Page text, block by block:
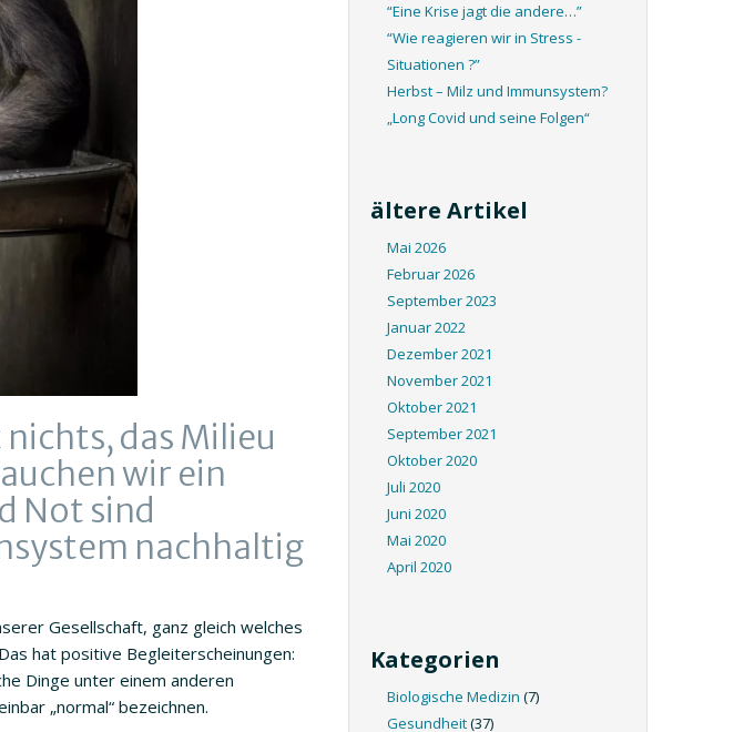
das Milieu
wir ein
Not sind
nachhaltig
Gesellschaft, ganz gleich welches
hat positive Begleiterscheinungen:
Dinge unter einem anderen
„normal“ bezeichnen.
“Eine Krise jagt die andere…”
“Wie reagieren wir in Stress -
Situationen ?”
Herbst – Milz und Immunsystem?
„Long Covid und seine Folgen“
ältere Artikel
Mai 2026
Februar 2026
September 2023
Januar 2022
Dezember 2021
November 2021
Oktober 2021
September 2021
Oktober 2020
Juli 2020
Juni 2020
Mai 2020
April 2020
Kategorien
Biologische Medizin (7)
Gesundheit(37)